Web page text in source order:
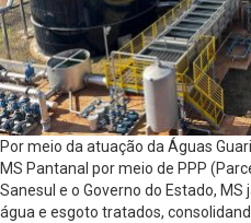
Por meio da atuação da Águas
MS Pantanal por meio de PPP
Sanesul e o Governo do Estado,
água e esgoto tratados,